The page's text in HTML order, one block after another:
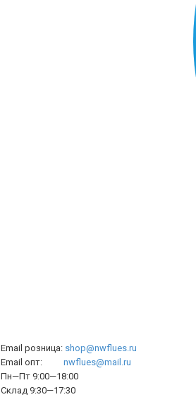
Email розница: shop@nwflues.ru
Email опт: nwflues@mail.ru
Пн—Пт 9:00—18:00
Склад 9:30—17:30